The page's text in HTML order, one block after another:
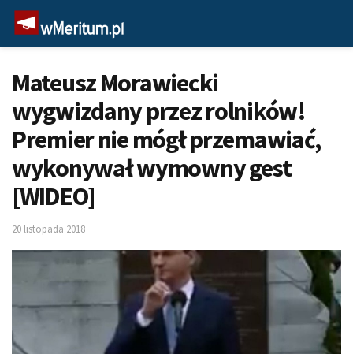
Mateusz Morawiecki
wygwizdany przez rolników!
Premier nie mógł przemawiać,
wykonywał wymowny gest
[WIDEO]
20 listopada 2018